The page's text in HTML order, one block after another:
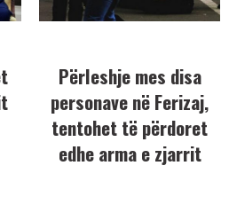
Përleshje mes disa
personave në Ferizaj,
tentohet të përdoret
edhe arma e zjarrit